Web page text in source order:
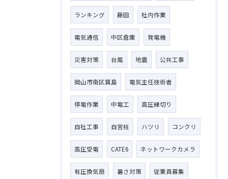
ランキング 藤田 社内作業
電気通信 中区倉庫 発電機
災害対策 台風 地震 公共工事
岡山市南区箕島 電気主任技術者
停電作業 中電工 高圧縁切り
自社工事 自営柱 ハツリ コンクリ
高圧受電 CATE6 ネットワークカメラ
有圧換気扇 暑さ対策 従業員募集